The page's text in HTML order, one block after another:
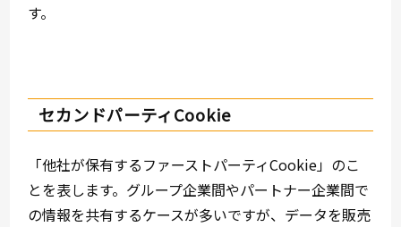
す。
セカンドパーティCookie
「他社が保有するファーストパーティCookie」のこ
とを表します。グループ企業間やパートナー企業間で
の情報を共有するケースが多いですが、データを販売